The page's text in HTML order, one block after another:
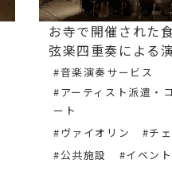
お寺で開催された
弦楽四重奏による
#音楽演奏サービス
#アーティスト派遣・
ート
#ヴァイオリン
#チ
#公共施設
#イベン